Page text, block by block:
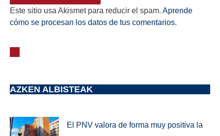
Este sitio usa Akismet para reducir el spam. Aprende
cómo se procesan los datos de tus comentarios.
AZKEN ALBISTEAK
El PNV valora de forma muy positiva la